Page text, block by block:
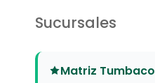
Sucursales
Matriz Tumbaco